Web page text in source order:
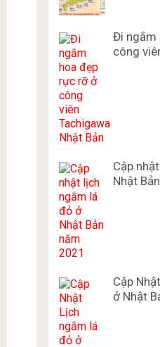
Đi ngắm
công
Cập
Nhật
Cập
ở Nhật